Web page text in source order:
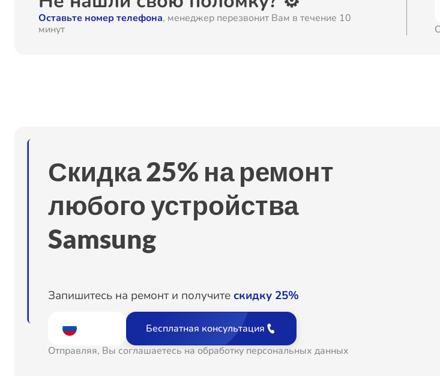
Замена вебкамеры
Замена HDMI
Замена крышки ноутбука
Ремонт дисковода
Замена южного моста
Замена материнской платы
Оставьте номер телефона, менеджер перезвонит Вам в течение 10
минут
Скидка 25% на ремонт
любого устройства
Samsung
Запишитесь на ремонт и получитескидку 25%
Бесплатная консультация
Отправляя, Вы соглашаетесь на обработку персональных данных